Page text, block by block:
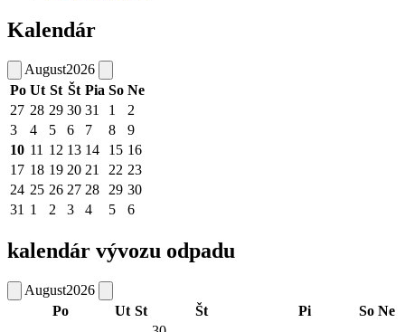
Kalendár
August2026
Po Ut St Št Pia So Ne
27 28 29 30 31 1
2
3
4 5 6 7 8
9
10 11 12 13 14 15 16
17 18 19 20 21 22 23
24 25 26 27 28 29 30
31 1 2 3 4 5 6
kalendár vývozu odpadu
August2026
Po
Ut St Št Pi So Ne